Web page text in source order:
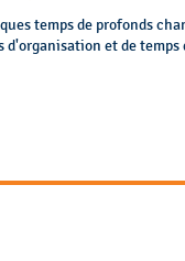
temps de profonds
d'organisation et de